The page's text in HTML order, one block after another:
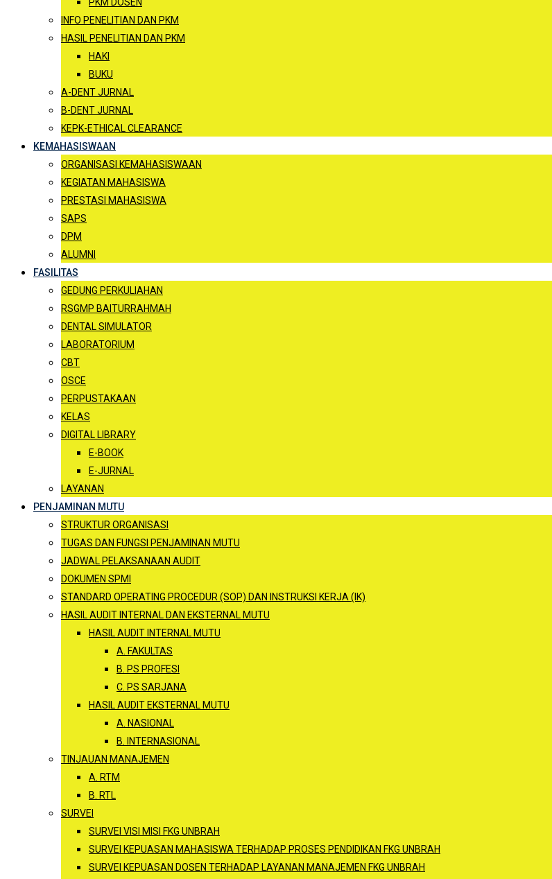
INFO PENELITIAN DAN PKM
HASIL PENELITIAN DAN PKM
HAKI
BUKU
A-DENT JURNAL
B-DENT JURNAL
KEPK-ETHICAL CLEARANCE
KEMAHASISWAAN
ORGANISASI KEMAHASISWAAN
KEGIATAN MAHASISWA
PRESTASI MAHASISWA
SAPS
DPM
ALUMNI
FASILITAS
GEDUNG PERKULIAHAN
RSGMP BAITURRAHMAH
DENTAL SIMULATOR
LABORATORIUM
CBT
OSCE
PERPUSTAKAAN
KELAS
DIGITAL LIBRARY
E-BOOK
E-JURNAL
LAYANAN
PENJAMINAN MUTU
STRUKTUR ORGANISASI
TUGAS DAN FUNGSI PENJAMINAN MUTU
JADWAL PELAKSANAAN AUDIT
DOKUMEN SPMI
STANDARD OPERATING PROCEDUR (SOP) DAN INSTRUKSI KERJA (IK)
HASIL AUDIT INTERNAL DAN EKSTERNAL MUTU
HASIL AUDIT INTERNAL MUTU
A. FAKULTAS
B. PS PROFESI
C. PS SARJANA
HASIL AUDIT EKSTERNAL MUTU
A. NASIONAL
B. INTERNASIONAL
TINJAUAN MANAJEMEN
A. RTM
B. RTL
SURVEI
SURVEI VISI MISI FKG UNBRAH
SURVEI KEPUASAN MAHASISWA TERHADAP PROSES PENDIDIKAN FKG UNBRAH
SURVEI KEPUASAN DOSEN TERHADAP LAYANAN MANAJEMEN FKG UNBRAH